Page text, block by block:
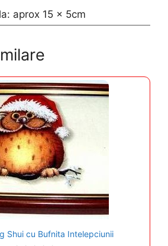
aprox 15 x 5cm
Shui cu Bufnita Intelepciunii